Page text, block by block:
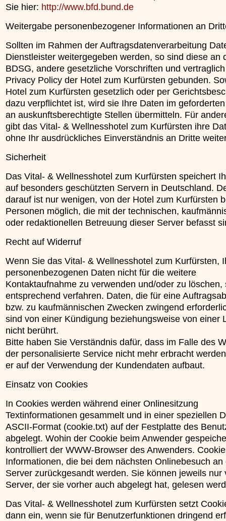
Sie hier: http://www.bfd.bund.de
Weitergabe personenbezogener Informationen an
Sollten im Rahmen der Auftragsdatenverarbeitung
Dienstleister weitergegeben werden, so sind diese an
BDSG, andere gesetzliche Vorschriften und
Privacy Policy der Hotel zum Kurfürsten gebunden.
Hotel zum Kurfürsten gesetzlich oder per
dazu verpflichtet ist, wird sie Ihre Daten im
an auskunftsberechtigte Stellen übermitteln. Für
gibt das Vital- & Wellnesshotel zum Kurfürsten ihre
ohne Ihr ausdrückliches Einverständnis an Dritte
Sicherheit
Das Vital- & Wellnesshotel zum Kurfürsten speichert
auf besonders geschützten Servern in Deutschland.
darauf ist nur wenigen, von der Hotel zum Kurfürsten
Personen möglich, die mit der technischen,
oder redaktionellen Betreuung dieser Server befasst
Recht auf Widerruf
Wenn Sie das Vital- & Wellnesshotel zum Kurfürsten,
personenbezogenen Daten nicht für die weitere
Kontaktaufnahme zu verwenden und/oder zu löschen,
entsprechend verfahren. Daten, die für eine
bzw. zu kaufmännischen Zwecken zwingend
sind von einer Kündigung beziehungsweise von einer
nicht berührt.
Bitte haben Sie Verständnis dafür, dass im Falle des
der personalisierte Service nicht mehr erbracht
er auf der Verwendung der Kundendaten aufbaut.
Einsatz von Cookies
In Cookies werden während einer Onlinesitzung
Textinformationen gesammelt und in einer speziellen
ASCII-Format (cookie.txt) auf der Festplatte des
abgelegt. Wohin der Cookie beim Anwender
kontrolliert der WWW-Browser des Anwenders.
Informationen, die bei dem nächsten Onlinebesuch an
Server zurückgesandt werden. Sie können jeweils nur
Server, der sie vorher auch abgelegt hat, gelesen
Das Vital- & Wellnesshotel zum Kurfürsten setzt
dann ein, wenn sie für Benutzerfunktionen dringend